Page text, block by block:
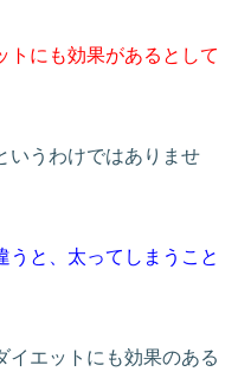
トにも効果があるとして
いうわけではありませ
うと、太ってしまうこと
イエットにも効果のある